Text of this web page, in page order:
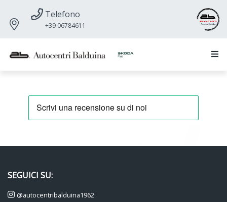
Telefono
+39 06784611
SEGUICI SU:
@autocentribalduina1962